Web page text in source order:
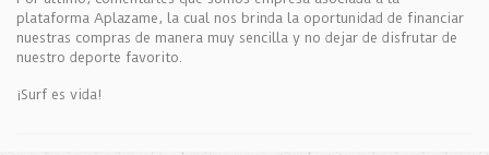
plataforma Aplazame, la cual nos brinda la oportunidad de financiar
nuestras compras de manera muy sencilla y no dejar de disfrutar de
nuestro deporte favorito.
¡Surf es vida!